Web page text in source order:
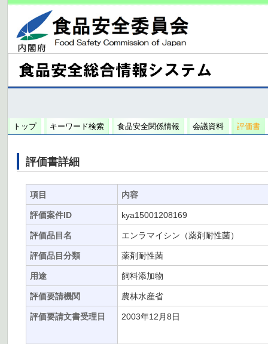
トップ キーワード検索 食品安全関係情報 会議資料 評価書
評価書詳細
項目 内容
評価案件ID kya15001208169
評価品目名 エンラマイシン（薬剤耐性菌）
評価品目分類 薬剤耐性菌
用途 飼料添加物
評価要請機関 農林水産省
評価要請文書受理日 2003年12月8日